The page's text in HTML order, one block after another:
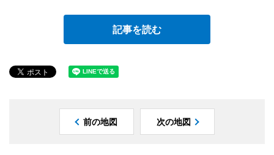
記事を読む
前の地図 次の地図